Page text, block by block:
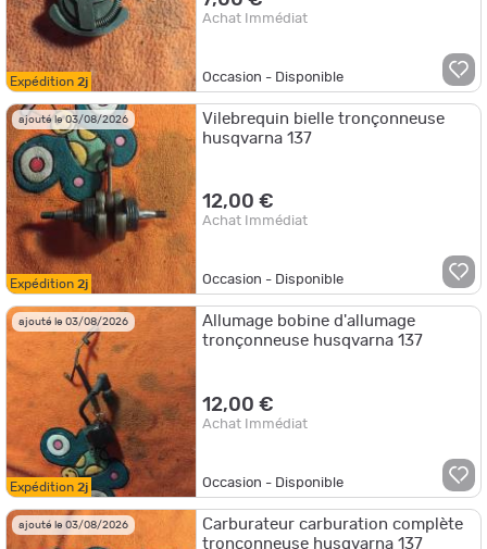
Expédition 2j
Achat Immédiat
Occasion - Disponible
ajouté le 03/08/2026
Expédition 2j
Vilebrequin bielle tronçonneuse
husqvarna 137
12,00 €
Achat Immédiat
Occasion - Disponible
ajouté le 03/08/2026
Expédition 2j
Allumage bobine d'allumage
tronçonneuse husqvarna 137
12,00 €
Achat Immédiat
Occasion - Disponible
ajouté le 03/08/2026
Carburateur carburation complète
tronçonneuse husqvarna 137